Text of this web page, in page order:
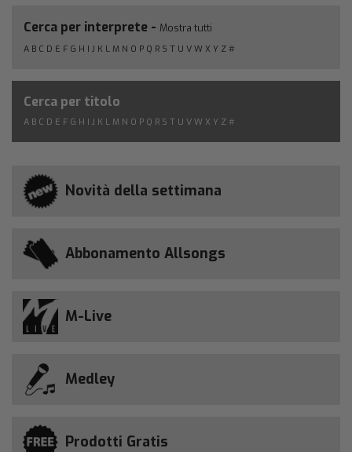
Cerca per interprete - Mostra tutti
A B C D E F G H I J K L M N O P Q R S T U V W X Y Z #
Cerca per titolo
A B C D E F G H I J K L M N O P Q R S T U V W X Y Z #
Novità della settimana
Abbonamento Allsongs
M-Live
Medley
Prodotti Gratis